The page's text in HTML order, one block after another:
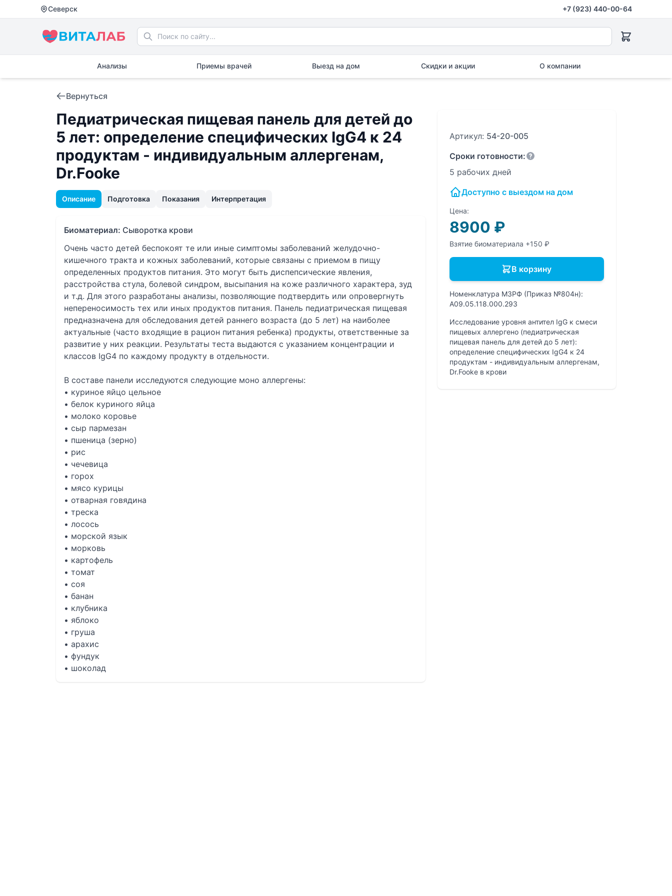
Северск +7 (923) 440-00-64
Анализы Приемы врачей Выезд на дом Скидки и акции О компании
Вернуться
Педиатрическая пищевая панель для детей до
5 лет: определение специфических IgG4 к 24
продуктам - индивидуальным аллергенам,
Dr.Fooke
Описание Подготовка Показания Интерпретация
Биоматериал: Сыворотка крови
Очень часто детей беспокоят те или иные симптомы заболеваний желудочно-
кишечного тракта и кожных заболеваний, которые связаны с приемом в пищу
определенных продуктов питания. Это могут быть диспепсические явления,
расстройства стула, болевой синдром, высыпания на коже различного характера, зуд
и т.д. Для этого разработаны анализы, позволяющие подтвердить или опровергнуть
непереносимость тех или иных продуктов питания. Панель педиатрическая пищевая
предназначена для обследования детей раннего возраста (до 5 лет) на наиболее
актуальные (часто входящие в рацион питания ребенка) продукты, ответственные за
развитие у них реакции. Результаты теста выдаются с указанием концентрации и
классов IgG4 по каждому продукту в отдельности.
В составе панели исследуются следующие моно аллергены:
• куриное яйцо цельное
• белок куриного яйца
• молоко коровье
• сыр пармезан
• пшеница (зерно)
• рис
• чечевица
• горох
• мясо курицы
• отварная говядина
• треска
• лосось
• морской язык
• морковь
• картофель
• томат
• соя
• банан
• клубника
• яблоко
• груша
• арахис
• фундук
• шоколад
Артикул: 54-20-005
Сроки готовности:
5 рабочих дней
Доступно с выездом на дом
Цена:
8900 ₽
Взятие биоматериала +150 ₽
В корзину
Номенклатура МЗРФ (Приказ №804н):
A09.05.118.000.293
Исследование уровня антител IgG к смеси
пищевых аллергено (педиатрическая
пищевая панель для детей до 5 лет):
определение специфических IgG4 к 24
продуктам - индивидуальным аллергенам,
Dr.Fooke в крови